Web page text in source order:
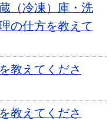
（冷凍）庫・洗
の仕方を教えて
教えてくださ
教えてくださ